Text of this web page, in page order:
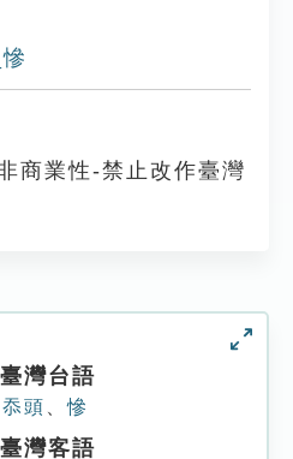
商業性-禁止改作臺灣
灣台語
忝頭 、慘
灣客語